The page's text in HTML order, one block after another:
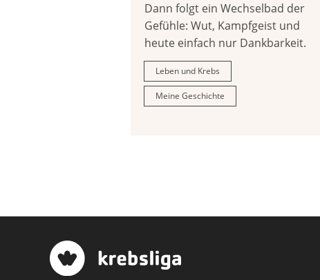
Dann folgt ein Wechselbad der
Gefühle: Wut, Kampfgeist und
heute einfach nur Dankbarkeit.
Leben und Krebs
Meine Geschichte